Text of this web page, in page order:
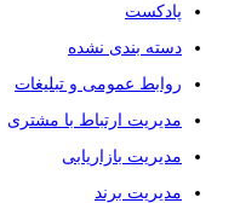
پادکست
دسته بندی نشده
روابط عمومی و تبلیغات
مدیریت ارتباط با مشتری
مدیریت بازاریابی
مدیریت برند